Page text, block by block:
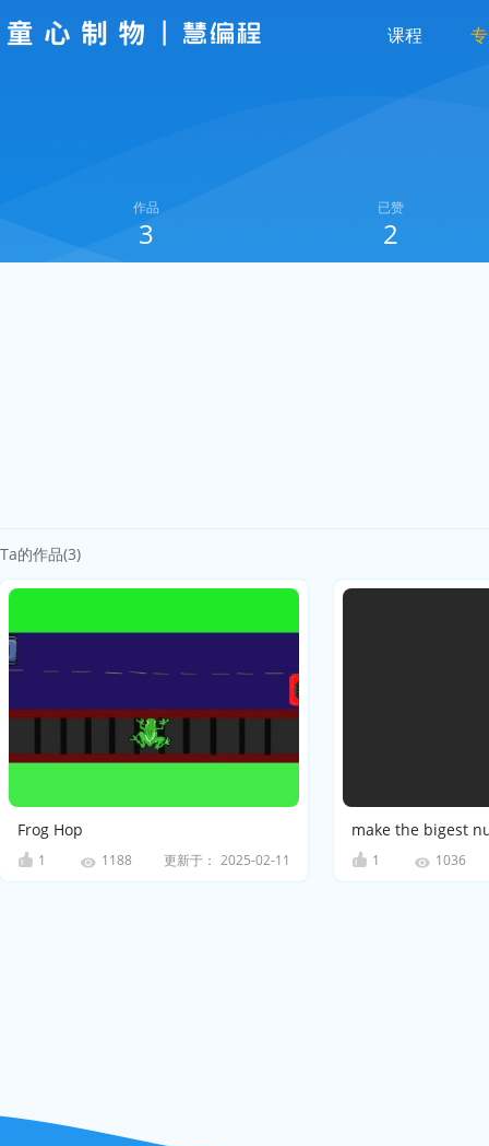
课程
作品
3
已赞
2
Ta的作品(3)
Frog Hop
1 1188 更新于： 2025-02-11
make the bigest
1 1036